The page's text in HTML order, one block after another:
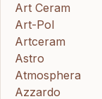
Art Ceram
Art-Pol
Artceram
Astro
Atmosphera
Azzardo